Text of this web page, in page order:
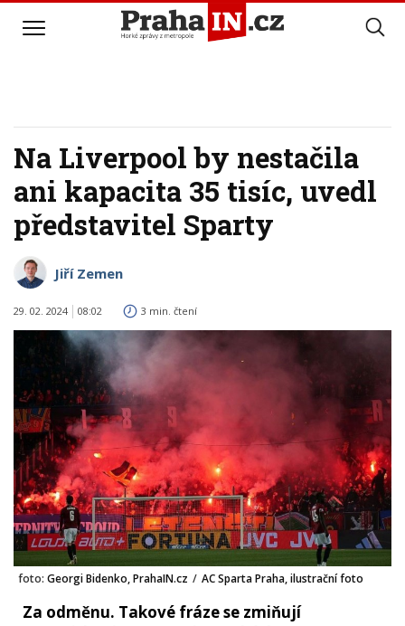
Na Liverpool by nestačila
ani kapacita 35 tisíc, uvedl
představitel Sparty
Jiří Zemen
29. 02. 2024 08:02 3 min. čtení
foto: Georgi Bidenko, PrahaIN.cz / AC Sparta Praha, ilustrační foto
Za odměnu. Takové fráze se zmiňují